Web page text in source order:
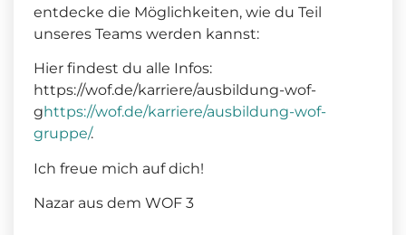
entdecke die Möglichkeiten, wie du Teil
unseres Teams werden kannst:
Hier findest du alle Infos:
https://wof.de/karriere/ausbildung-wof-
ghttps://wof.de/karriere/ausbildung-wof-
gruppe/.
Ich freue mich auf dich!
Nazar aus dem WOF 3